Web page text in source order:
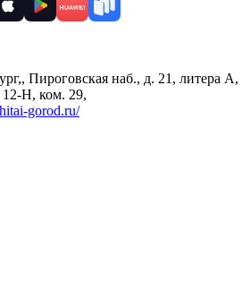
, Пироговская наб., д. 21, литера А,
12-Н, ком. 29,
gorod.ru/